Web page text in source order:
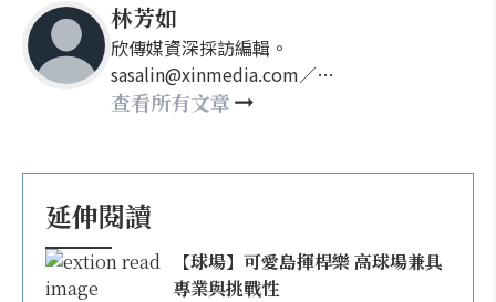
林芳如
欣傳媒資深採訪編輯。
sasalin@xinmedia.com／
happy21917@gmail.com
查看所有文章
延伸閱讀
【球場】可愛島揮桿樂 高球場兼具
專業與挑戰性